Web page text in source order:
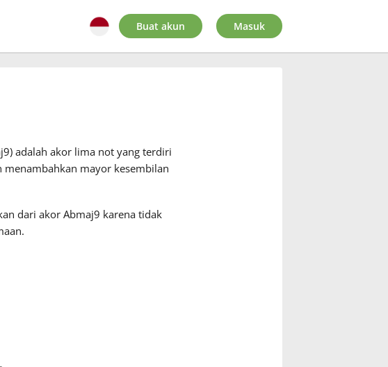
Buat akun Masuk
adalah akor lima not yang terdiri
menambahkan mayor kesembilan
dari akor Abmaj9 karena tidak